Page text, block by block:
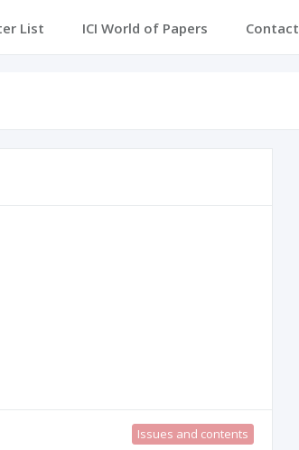
List ICI World of Papers Contact
Issues and contents